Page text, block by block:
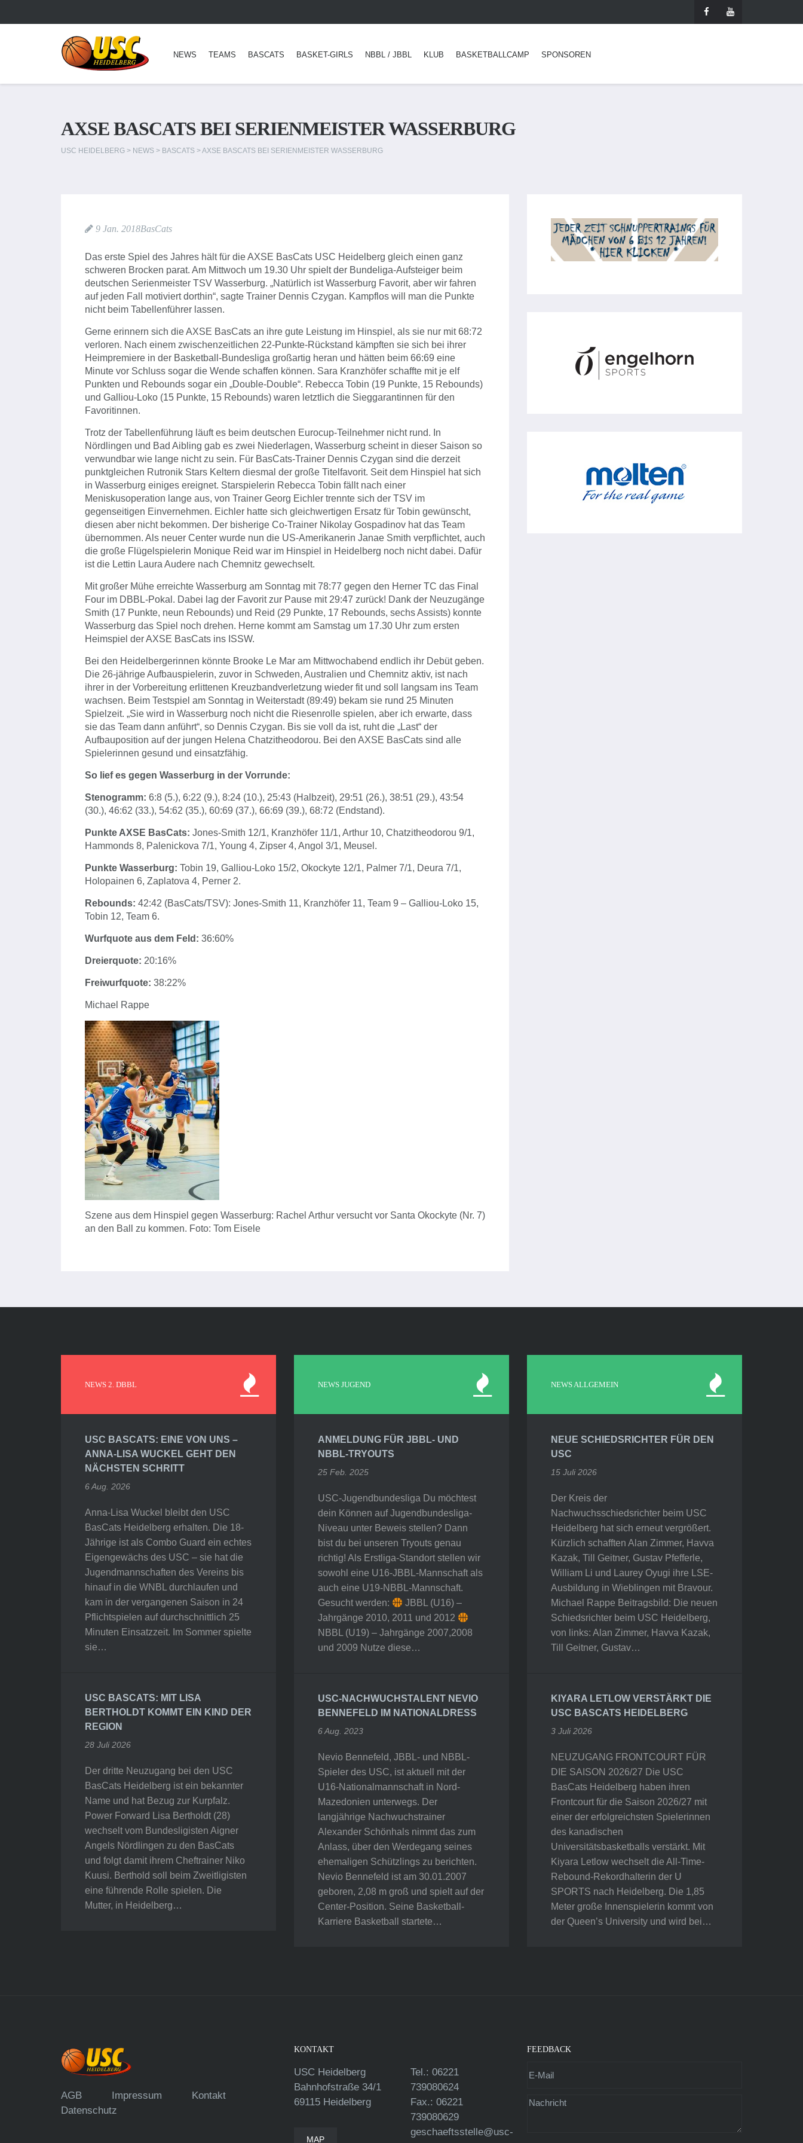
NEWS TEAMS BASCATS BASKET-GIRLS NBBL / JBBL KLUB BASKETBALLCAMP SPONSOREN
AXSE BASCATS BEI SERIENMEISTER WASSERBURG
USC HEIDELBERG > NEWS > BASCATS >AXSE BASCATS BEI SERIENMEISTER WASSERBURG
9 Jan. 2018BasCats
Das erste Spiel des Jahres hält für die AXSE BasCats USC Heidelberg gleich einen ganz
schweren Brocken parat. Am Mittwoch um 19.30 Uhr spielt der Bundeliga-Aufsteiger beim
deutschen Serienmeister TSV Wasserburg. „Natürlich ist Wasserburg Favorit, aber wir fahren
auf jeden Fall motiviert dorthin“, sagte Trainer Dennis Czygan. Kampflos will man die Punkte
nicht beim Tabellenführer lassen.
Gerne erinnern sich die AXSE BasCats an ihre gute Leistung im Hinspiel, als sie nur mit 68:72
verloren. Nach einem zwischenzeitlichen 22-Punkte-Rückstand kämpften sie sich bei ihrer
Heimpremiere in der Basketball-Bundesliga großartig heran und hätten beim 66:69 eine
Minute vor Schluss sogar die Wende schaffen können. Sara Kranzhöfer schaffte mit je elf
Punkten und Rebounds sogar ein „Double-Double“. Rebecca Tobin (19 Punkte, 15 Rebounds)
und Galliou-Loko (15 Punkte, 15 Rebounds) waren letztlich die Sieggarantinnen für den
Favoritinnen.
Trotz der Tabellenführung läuft es beim deutschen Eurocup-Teilnehmer nicht rund. In
Nördlingen und Bad Aibling gab es zwei Niederlagen, Wasserburg scheint in dieser Saison so
verwundbar wie lange nicht zu sein. Für BasCats-Trainer Dennis Czygan sind die derzeit
punktgleichen Rutronik Stars Keltern diesmal der große Titelfavorit. Seit dem Hinspiel hat sich
in Wasserburg einiges ereignet. Starspielerin Rebecca Tobin fällt nach einer
Meniskusoperation lange aus, von Trainer Georg Eichler trennte sich der TSV im
gegenseitigen Einvernehmen. Eichler hatte sich gleichwertigen Ersatz für Tobin gewünscht,
diesen aber nicht bekommen. Der bisherige Co-Trainer Nikolay Gospadinov hat das Team
übernommen. Als neuer Center wurde nun die US-Amerikanerin Janae Smith verpflichtet, auch
die große Flügelspielerin Monique Reid war im Hinspiel in Heidelberg noch nicht dabei. Dafür
ist die Lettin Laura Audere nach Chemnitz gewechselt.
Mit großer Mühe erreichte Wasserburg am Sonntag mit 78:77 gegen den Herner TC das Final
Four im DBBL-Pokal. Dabei lag der Favorit zur Pause mit 29:47 zurück! Dank der Neuzugänge
Smith (17 Punkte, neun Rebounds) und Reid (29 Punkte, 17 Rebounds, sechs Assists) konnte
Wasserburg das Spiel noch drehen. Herne kommt am Samstag um 17.30 Uhr zum ersten
Heimspiel der AXSE BasCats ins ISSW.
Bei den Heidelbergerinnen könnte Brooke Le Mar am Mittwochabend endlich ihr Debüt geben.
Die 26-jährige Aufbauspielerin, zuvor in Schweden, Australien und Chemnitz aktiv, ist nach
ihrer in der Vorbereitung erlittenen Kreuzbandverletzung wieder fit und soll langsam ins Team
wachsen. Beim Testspiel am Sonntag in Weiterstadt (89:49) bekam sie rund 25 Minuten
Spielzeit. „Sie wird in Wasserburg noch nicht die Riesenrolle spielen, aber ich erwarte, dass
sie das Team dann anführt“, so Dennis Czygan. Bis sie voll da ist, ruht die „Last“ der
Aufbauposition auf der jungen Helena Chatzitheodorou. Bei den AXSE BasCats sind alle
Spielerinnen gesund und einsatzfähig.
So lief es gegen Wasserburg in der Vorrunde:
Stenogramm: 6:8 (5.), 6:22 (9.), 8:24 (10.), 25:43 (Halbzeit), 29:51 (26.), 38:51 (29.), 43:54
(30.), 46:62 (33.), 54:62 (35.), 60:69 (37.), 66:69 (39.), 68:72 (Endstand).
Punkte AXSE BasCats: Jones-Smith 12/1, Kranzhöfer 11/1, Arthur 10, Chatzitheodorou 9/1,
Hammonds 8, Palenickova 7/1, Young 4, Zipser 4, Angol 3/1, Meusel.
Punkte Wasserburg: Tobin 19, Galliou-Loko 15/2, Okockyte 12/1, Palmer 7/1, Deura 7/1,
Holopainen 6, Zaplatova 4, Perner 2.
Rebounds: 42:42 (BasCats/TSV): Jones-Smith 11, Kranzhöfer 11, Team 9 – Galliou-Loko 15,
Tobin 12, Team 6.
Wurfquote aus dem Feld: 36:60%
Dreierquote: 20:16%
Freiwurfquote: 38:22%
Michael Rappe
Szene aus dem Hinspiel gegen Wasserburg: Rachel Arthur versucht vor Santa Okockyte (Nr. 7)
an den Ball zu kommen. Foto: Tom Eisele
NEWS 2. DBBL
USC BASCATS: EINE VON UNS –
ANNA-LISA WUCKEL GEHT DEN
NÄCHSTEN SCHRITT
6 Aug. 2026
Anna-Lisa Wuckel bleibt den USC
BasCats Heidelberg erhalten. Die 18-
Jährige ist als Combo Guard ein echtes
Eigengewächs des USC – sie hat die
Jugendmannschaften des Vereins bis
hinauf in die WNBL durchlaufen und
kam in der vergangenen Saison in 24
Pflichtspielen auf durchschnittlich 25
Minuten Einsatzzeit. Im Sommer spielte
sie…
USC BASCATS: MIT LISA
BERTHOLDT KOMMT EIN KIND DER
REGION
28 Juli 2026
Der dritte Neuzugang bei den USC
BasCats Heidelberg ist ein bekannter
Name und hat Bezug zur Kurpfalz.
Power Forward Lisa Bertholdt (28)
wechselt vom Bundesligisten Aigner
Angels Nördlingen zu den BasCats
und folgt damit ihrem Cheftrainer Niko
Kuusi. Berthold soll beim Zweitligisten
eine führende Rolle spielen. Die
Mutter, in Heidelberg…
NEWS JUGEND
ANMELDUNG FÜR JBBL- UND
NBBL-TRYOUTS
25 Feb. 2025
USC-Jugendbundesliga Du möchtest
dein Können auf Jugendbundesliga-
Niveau unter Beweis stellen? Dann
bist du bei unseren Tryouts genau
richtig! Als Erstliga-Standort stellen wir
sowohl eine U16-JBBL-Mannschaft als
auch eine U19-NBBL-Mannschaft.
Gesucht werden:
JBBL (U16) –
Jahrgänge 2010, 2011 und 2012
NBBL (U19) – Jahrgänge 2007,2008
und 2009 Nutze diese…
USC-NACHWUCHSTALENT NEVIO
BENNEFELD IM NATIONALDRESS
6 Aug. 2023
Nevio Bennefeld, JBBL- und NBBL-
Spieler des USC, ist aktuell mit der
U16-Nationalmannschaft in Nord-
Mazedonien unterwegs. Der
langjährige Nachwuchstrainer
Alexander Schönhals nimmt das zum
Anlass, über den Werdegang seines
ehemaligen Schützlings zu berichten.
Nevio Bennefeld ist am 30.01.2007
geboren, 2,08 m groß und spielt auf der
Center-Position. Seine Basketball-
Karriere Basketball startete…
NEWS ALLGEMEIN
NEUE SCHIEDSRICHTER FÜR DEN
USC
15 Juli 2026
Der Kreis der
Nachwuchsschiedsrichter beim USC
Heidelberg hat sich erneut vergrößert.
Kürzlich schafften Alan Zimmer, Havva
Kazak, Till Geitner, Gustav Pfefferle,
William Li und Laurey Oyugi ihre LSE-
Ausbildung in Wieblingen mit Bravour.
Michael Rappe Beitragsbild: Die neuen
Schiedsrichter beim USC Heidelberg,
von links: Alan Zimmer, Havva Kazak,
Till Geitner, Gustav…
KIYARA LETLOW VERSTÄRKT DIE
USC BASCATS HEIDELBERG
3 Juli 2026
NEUZUGANG FRONTCOURT FÜR
DIE SAISON 2026/27 Die USC
BasCats Heidelberg haben ihren
Frontcourt für die Saison 2026/27 mit
einer der erfolgreichsten Spielerinnen
des kanadischen
Universitätsbasketballs verstärkt. Mit
Kiyara Letlow wechselt die All-Time-
Rebound-Rekordhalterin der U
SPORTS nach Heidelberg. Die 1,85
Meter große Innenspielerin kommt von
der Queen’s University und wird bei…
AGB Impressum
Kontakt
Datenschutz
KONTAKT
USC Heidelberg
Bahnhofstraße 34/1
69115 Heidelberg
MAP
Tel.: 06221
739080624
Fax.: 06221
739080629
geschaeftsstelle@usc-
FEEDBACK